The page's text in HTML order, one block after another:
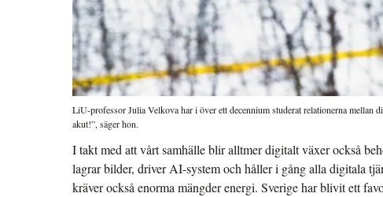
LiU-professor Julia Velkova har i över ett decennium studerat relationerna
akut!”, säger hon.
I takt med att vårt samhälle blir alltmer digitalt växer också
lagrar bilder, driver AI-system och håller i gång alla digitala
kräver också enorma mängder energi. Sverige har blivit ett